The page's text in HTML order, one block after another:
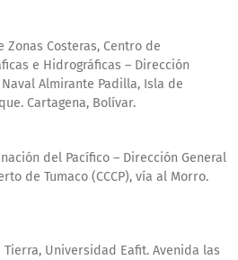
Costeras, Centro de
e Hidrográficas – Dirección
Almirante Padilla, Isla de
Cartagena, Bolívar.
del Pacífico – Dirección General
de Tumaco (CCCP), vía al Morro.
Universidad Eafit. Avenida las